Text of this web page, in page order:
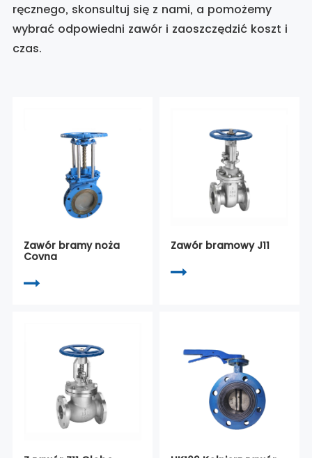
ręcznego, skonsultuj się z nami, a pomożemy
wybrać odpowiedni zawór i zaoszczędzić koszt i
czas.
Zawór bramy noża
Covna
Zawór bramowy J11